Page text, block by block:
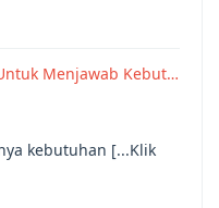
Menjawab Kebut…
kebutuhan [...Klik